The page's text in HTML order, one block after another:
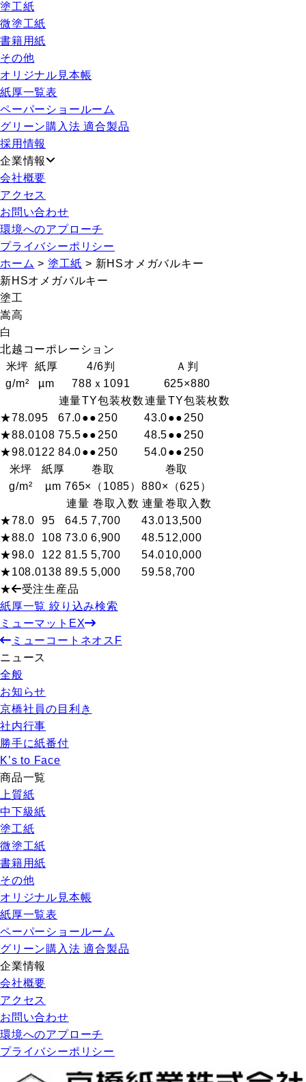
塗工紙
微塗工紙
書籍用紙
その他
オリジナル見本帳
紙厚一覧表
ペーパーショールーム
グリーン購入法 適合製品
採用情報
企業情報
会社概要
アクセス
お問い合わせ
環境へのアプローチ
プライバシーポリシー
ホーム > 塗工紙 > 新HSオメガバルキー
新HSオメガバルキー
塗工
嵩高
白
北越コーポレーション
米坪
g/m²
紙厚
µm
4/6判
788ｘ1091
Ａ判
625×880
連量TY包装枚数連量TY包装枚数
★78.095 67.0●● 250 43.0●● 250
★88.0108 75.5●● 250 48.5●● 250
★98.0122 84.0●● 250 54.0●● 250
米坪
g/m²
紙厚
µm
巻取
765×（1085）
巻取
880×（625）
連量 巻取入数 連量巻取入数
★78.0
95 64.5 7,700 43.013,500
★88.0
108 73.0 6,900 48.512,000
★98.0
122 81.5 5,700 54.010,000
★108.0138 89.5 5,000 59.58,700
★
受注生産品
紙厚一覧 絞り込み検索
ミューマットEX
ミューコートネオスF
ニュース
全般
お知らせ
京橋社員の目利き
社内行事
勝手に紙番付
K’s to Face
商品一覧
上質紙
中下級紙
塗工紙
微塗工紙
書籍用紙
その他
オリジナル見本帳
紙厚一覧表
ペーパーショールーム
グリーン購入法 適合製品
企業情報
会社概要
アクセス
お問い合わせ
環境へのアプローチ
プライバシーポリシー